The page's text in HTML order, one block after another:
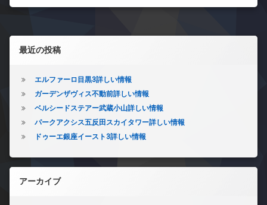
左サイドバー
最近の投稿
エルファーロ目黒3詳しい情報
ガーデンザヴィス不動前詳しい情報
ベルシードステアー武蔵小山詳しい情報
パークアクシス五反田スカイタワー詳しい情報
ドゥーエ銀座イースト3詳しい情報
アーカイブ